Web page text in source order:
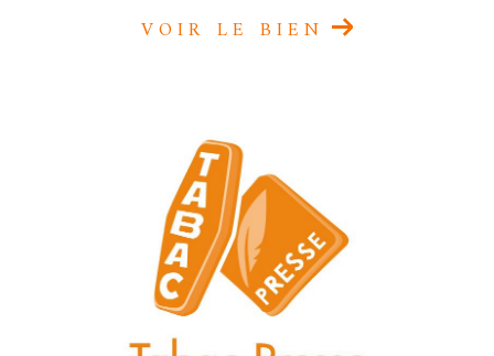
VOIR LE BIEN